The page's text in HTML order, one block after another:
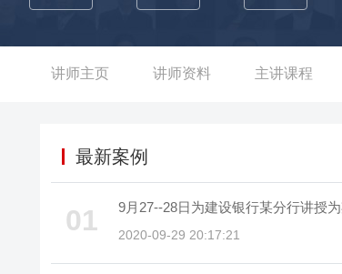
升、网点适老化服务能力提升等项目，获得企业内
月便转为总行机关正式员工，次年调任到了分行机
时为省内提供年均150余次的《规避冲突0冲突》
销外拓活动和网格化营销的落地辅导，从中整理出
并提升了网点营销人员95%的促单率，也为银行提
巧》、《新员工服务规范与职业素养》等课程，
讲师主页 讲师资料 主讲课程
最新案例
01 9月27--28日为建设银行某分行讲授
2020-09-29 20:17:21